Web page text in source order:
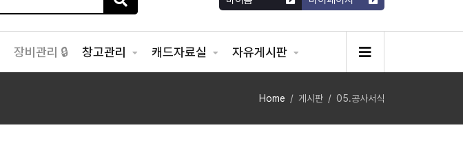
장비관리 🔒 창고관리 캐드자료실 자유게시판
Home 게시판 05.공사서식